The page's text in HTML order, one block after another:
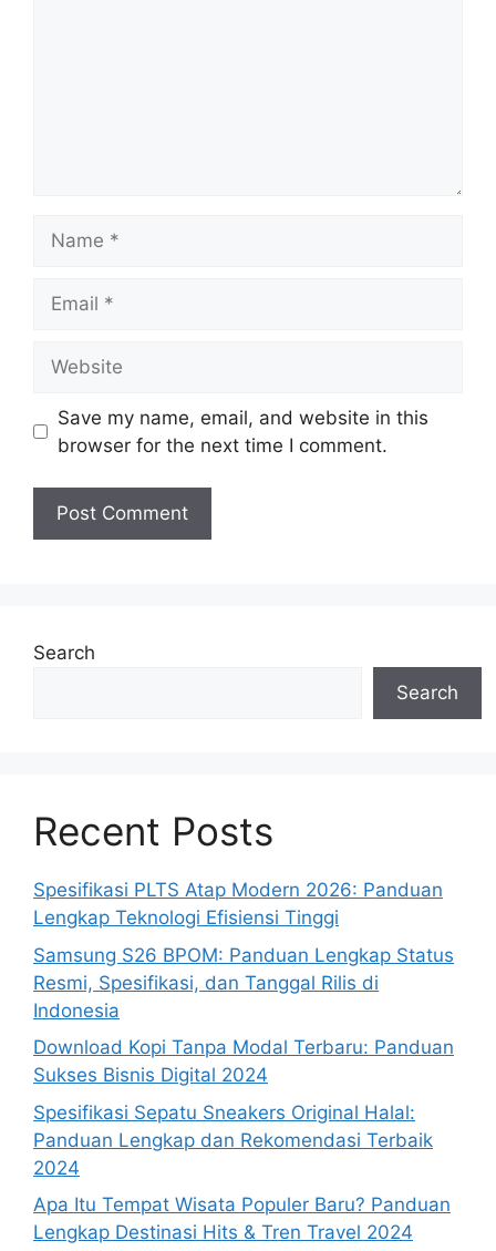
Save my name, email, and website in this
browser for the next time I comment.
Search
Search
Recent Posts
Spesifikasi PLTS Atap Modern 2026: Panduan
Lengkap Teknologi Efisiensi Tinggi
Samsung S26 BPOM: Panduan Lengkap Status
Resmi, Spesifikasi, dan Tanggal Rilis di
Indonesia
Download Kopi Tanpa Modal Terbaru: Panduan
Sukses Bisnis Digital 2024
Spesifikasi Sepatu Sneakers Original Halal:
Panduan Lengkap dan Rekomendasi Terbaik
2024
Apa Itu Tempat Wisata Populer Baru? Panduan
Lengkap Destinasi Hits & Tren Travel 2024